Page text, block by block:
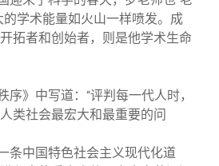
的学术能量如火山一样喷发。成
拓者和创始者，则是他学术生命
序》中写道： “评判每一代人时，
类社会最宏大和最重要的问
条中国特色社会主义现代化道